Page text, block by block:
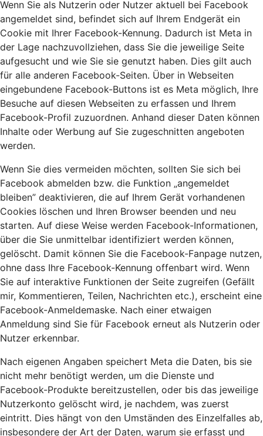
Wenn Sie als Nutzerin oder Nutzer aktuell bei Facebook
angemeldet sind, befindet sich auf Ihrem Endgerät ein
Cookie mit Ihrer Facebook-Kennung. Dadurch ist Meta in
der Lage nachzuvollziehen, dass Sie die jeweilige Seite
aufgesucht und wie Sie sie genutzt haben. Dies gilt auch
für alle anderen Facebook-Seiten. Über in Webseiten
eingebundene Facebook-Buttons ist es Meta möglich, Ihre
Besuche auf diesen Webseiten zu erfassen und Ihrem
Facebook-Profil zuzuordnen. Anhand dieser Daten können
Inhalte oder Werbung auf Sie zugeschnitten angeboten
werden.
Wenn Sie dies vermeiden möchten, sollten Sie sich bei
Facebook abmelden bzw. die Funktion „angemeldet
bleiben” deaktivieren, die auf Ihrem Gerät vorhandenen
Cookies löschen und Ihren Browser beenden und neu
starten. Auf diese Weise werden Facebook-Informationen,
über die Sie unmittelbar identifiziert werden können,
gelöscht. Damit können Sie die Facebook-Fanpage nutzen,
ohne dass Ihre Facebook-Kennung offenbart wird. Wenn
Sie auf interaktive Funktionen der Seite zugreifen (Gefällt
mir, Kommentieren, Teilen, Nachrichten etc.), erscheint eine
Facebook-Anmeldemaske. Nach einer etwaigen
Anmeldung sind Sie für Facebook erneut als Nutzerin oder
Nutzer erkennbar.
Nach eigenen Angaben speichert Meta die Daten, bis sie
nicht mehr benötigt werden, um die Dienste und
Facebook-Produkte bereitzustellen, oder bis das jeweilige
Nutzerkonto gelöscht wird, je nachdem, was zuerst
eintritt. Dies hängt von den Umständen des Einzelfalles ab,
insbesondere der Art der Daten, warum sie erfasst und